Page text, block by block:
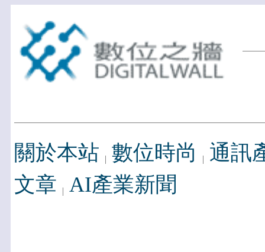
關於本站 數位時尚
通訊
文章 AI產業新聞